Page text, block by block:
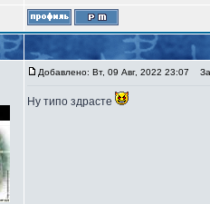
Добавлено: Вт, 09 Авг, 2022 23:07
Ну типо здрасте